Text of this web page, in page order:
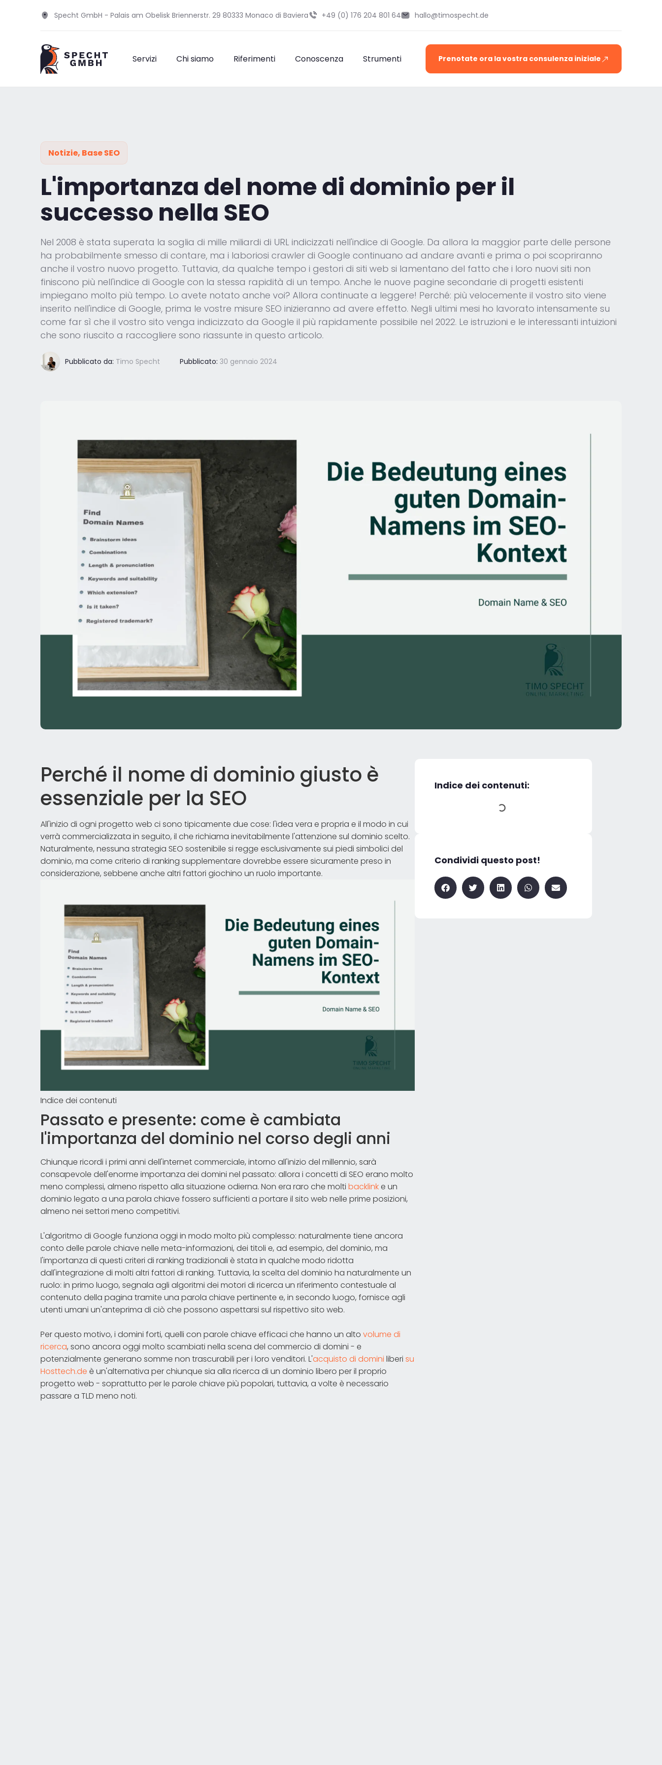
Specht GmbH - Palais am Obelisk Briennerstr. 29 80333 Monaco di Baviera +49 (0) 176 204 801 64 hallo@timospecht.de
Servizi Chi siamo Riferimenti Conoscenza Strumenti Prenotate ora la vostra consulenza iniziale
Notizie, Base SEO
L'importanza del nome di dominio per il
successo nella SEO
Nel 2008 è stata superata la soglia di mille miliardi di URL indicizzati nell'indice di Google. Da allora la maggior parte delle persone
ha probabilmente smesso di contare, ma i laboriosi crawler di Google continuano ad andare avanti e prima o poi scopriranno
anche il vostro nuovo progetto. Tuttavia, da qualche tempo i gestori di siti web si lamentano del fatto che i loro nuovi siti non
finiscono più nell'indice di Google con la stessa rapidità di un tempo. Anche le nuove pagine secondarie di progetti esistenti
impiegano molto più tempo. Lo avete notato anche voi? Allora continuate a leggere! Perché: più velocemente il vostro sito viene
inserito nell'indice di Google, prima le vostre misure SEO inizieranno ad avere effetto. Negli ultimi mesi ho lavorato intensamente su
come far sì che il vostro sito venga indicizzato da Google il più rapidamente possibile nel 2022. Le istruzioni e le interessanti intuizioni
che sono riuscito a raccogliere sono riassunte in questo articolo.
Pubblicato da: Timo Specht Pubblicato: 30 gennaio 2024
Perché il nome di dominio giusto è
essenziale per la SEO
All'inizio di ogni progetto web ci sono tipicamente due cose: l'idea vera e propria e il modo in cui
verrà commercializzata in seguito, il che richiama inevitabilmente l'attenzione sul dominio scelto.
Naturalmente, nessuna strategia SEO sostenibile si regge esclusivamente sui piedi simbolici del
dominio, ma come criterio di ranking supplementare dovrebbe essere sicuramente preso in
considerazione, sebbene anche altri fattori giochino un ruolo importante.
Indice dei contenuti
Passato e presente: come è cambiata
l'importanza del dominio nel corso degli anni
Chiunque ricordi i primi anni dell'internet commerciale, intorno all'inizio del millennio, sarà
consapevole dell'enorme importanza dei domini nel passato: allora i concetti di SEO erano molto
meno complessi, almeno rispetto alla situazione odierna. Non era raro che molti backlinke un
dominio legato a una parola chiave fossero sufficienti a portare il sito web nelle prime posizioni,
almeno nei settori meno competitivi.
L'algoritmo di Google funziona oggi in modo molto più complesso: naturalmente tiene ancora
conto delle parole chiave nelle meta-informazioni, dei titoli e, ad esempio, del dominio, ma
l'importanza di questi criteri di ranking tradizionali è stata in qualche modo ridotta
dall'integrazione di molti altri fattori di ranking. Tuttavia, la scelta del dominio ha naturalmente un
ruolo: in primo luogo, segnala agli algoritmi dei motori di ricerca un riferimento contestuale al
contenuto della pagina tramite una parola chiave pertinente e, in secondo luogo, fornisce agli
utenti umani un'anteprima di ciò che possono aspettarsi sul rispettivo sito web.
Per questo motivo, i domini forti, quelli con parole chiave efficaci che hanno un alto volume di
ricerca, sono ancora oggi molto scambiati nella scena del commercio di domini - e
potenzialmente generano somme non trascurabili per i loro venditori. L'acquisto di domini liberi su
Hosttech.de è un'alternativa per chiunque sia alla ricerca di un dominio libero per il proprio
progetto web - soprattutto per le parole chiave più popolari, tuttavia, a volte è necessario
passare a TLD meno noti.
Indice dei contenuti:
Condividi questo post!